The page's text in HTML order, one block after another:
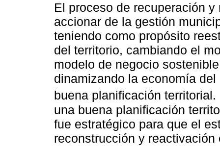
El proceso de recuperación
accionar de la gestión
teniendo como propósito
del territorio, cambiando el
modelo de negocio
dinamizando la economía
buena planificación
una buena planificación
fue estratégico para que el
reconstrucción y